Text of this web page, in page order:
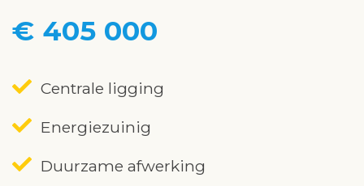
€ 405 000
Centrale ligging
Energiezuinig
Duurzame afwerking